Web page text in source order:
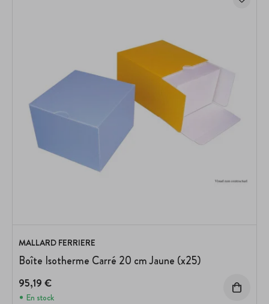
MALLARD FERRIERE
Boîte Isotherme Carré 20 cm Jaune (x25)
95,19 €
En stock